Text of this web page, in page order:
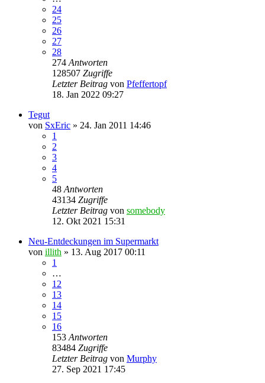
24
25
26
27
28
274 Antworten
128507 Zugriffe
Letzter Beitrag von Pfeffertopf
18. Jan 2022 09:27
Tegut
von SxEric » 24. Jan 2011 14:46
1
2
3
4
5
48 Antworten
43134 Zugriffe
Letzter Beitrag von somebody
12. Okt 2021 15:31
Neu-Entdeckungen im Supermarkt
von illith » 13. Aug 2017 00:11
1
…
12
13
14
15
16
153 Antworten
83484 Zugriffe
Letzter Beitrag von Murphy
27. Sep 2021 17:45